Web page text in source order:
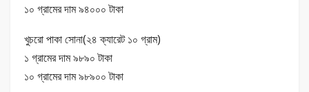
১০ গ্রামের দাম ৯৪০০০ টাকা
খুচরো পাকা সোনা(২৪ ক্যারেট ১০ গ্রাম)
১ গ্রামের দাম ৯৮৯০ টাকা
১০ গ্রামের দাম ৯৮৯০০ টাকা